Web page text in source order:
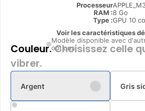
Processeur
RAM :8 Go
Type :GPU 10
Voir les caractéristiques
Modèle disponible avec
options
Couleur.Choisissez celle
vibrer.
Argent Gris